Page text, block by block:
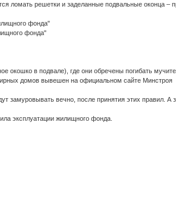
ломать решетки и заделанные подвальные оконца –
фонда"
фонда"
окошко в подвале), где они обречены погибать
домов вывешен на официальном сайте Минстроя
замуровывать вечно, после принятия этих правил. А
эксплуатации жилищного фонда.